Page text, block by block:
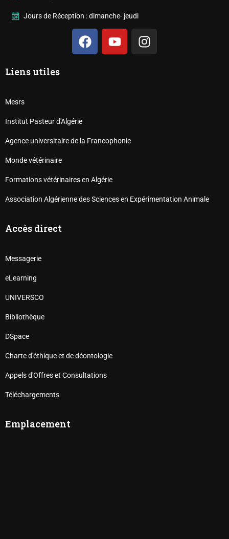
Jours de Réception : dimanche- jeudi
Liens utiles
Mesrs
Institut Pasteur d'Algérie
Agence universitaire de la Francophonie
Monde vétérinaire
Formations vétérinaires en Algérie
Association Algérienne des Sciences en Expérimentation Animale
Accès direct
Messagerie
eLearning
UNIVERSCO
Bibliothèque
DSpace
Charte d'éthique et de déontologie
Appels d'Offres et Consultations
Téléchargements
Emplacement